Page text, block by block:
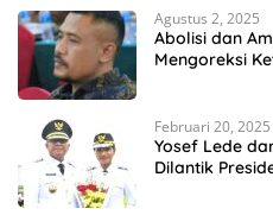
Agustus 2, 2025
Abolisi dan
Mengoreksi
Februari 20, 2025
Yosef Lede
Dilantik